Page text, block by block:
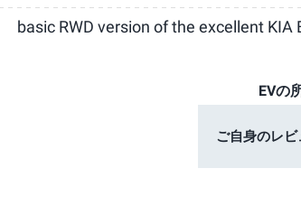
basic RWD version of the excellent KIA
EVの
ご自身のレ